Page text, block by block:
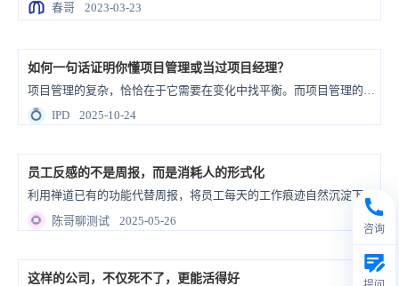
春哥
2023-03-23
如何一句话证明你懂项目管理或当过项目经理？
💍
IPD 2025-10-24
员工反感的不是周报，而是消耗人的形式化
利用禅道已有的功能代替周报，将员工每天的工作痕迹自然沉淀下来。你不用催周报，随时打开系统就能看到每个人的工作进度，信息透明又实在。
🌻
陈哥聊测试 2025-05-26
这样的公司，不仅死不了，更能活得好
咨询